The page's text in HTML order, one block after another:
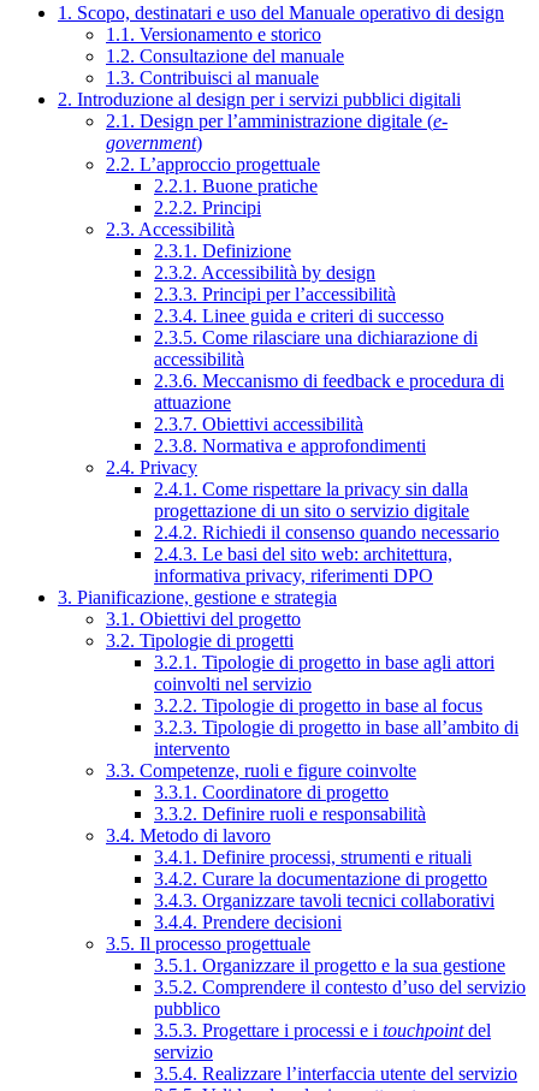
1. Scopo, destinatari e uso del Manuale operativo di design
1.1. Versionamento e storico
1.2. Consultazione del manuale
1.3. Contribuisci al manuale
2. Introduzione al design per i servizi pubblici digitali
2.1. Design per l’amministrazione digitale (e-
government)
2.2. L’approccio progettuale
2.2.1. Buone pratiche
2.2.2. Principi
2.3. Accessibilità
2.3.1. Definizione
2.3.2. Accessibilità by design
2.3.3. Principi per l’accessibilità
2.3.4. Linee guida e criteri di successo
2.3.5. Come rilasciare una dichiarazione di
accessibilità
2.3.6. Meccanismo di feedback e procedura di
attuazione
2.3.7. Obiettivi accessibilità
2.3.8. Normativa e approfondimenti
2.4. Privacy
2.4.1. Come rispettare la privacy sin dalla
progettazione di un sito o servizio digitale
2.4.2. Richiedi il consenso quando necessario
2.4.3. Le basi del sito web: architettura,
informativa privacy, riferimenti DPO
3. Pianificazione, gestione e strategia
3.1. Obiettivi del progetto
3.2. Tipologie di progetti
3.2.1. Tipologie di progetto in base agli attori
coinvolti nel servizio
3.2.2. Tipologie di progetto in base al focus
3.2.3. Tipologie di progetto in base all’ambito di
intervento
3.3. Competenze, ruoli e figure coinvolte
3.3.1. Coordinatore di progetto
3.3.2. Definire ruoli e responsabilità
3.4. Metodo di lavoro
3.4.1. Definire processi, strumenti e rituali
3.4.2. Curare la documentazione di progetto
3.4.3. Organizzare tavoli tecnici collaborativi
3.4.4. Prendere decisioni
3.5. Il processo progettuale
3.5.1. Organizzare il progetto e la sua gestione
3.5.2. Comprendere il contesto d’uso del servizio
pubblico
3.5.3. Progettare i processi e i touchpointdel
servizio
3.5.4. Realizzare l’interfaccia utente del servizio